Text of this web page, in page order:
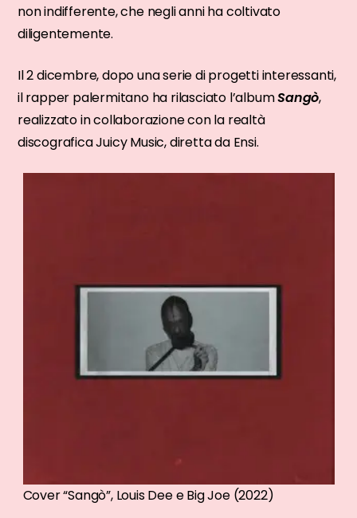
non indifferente, che negli anni ha coltivato
diligentemente.
Il 2 dicembre, dopo una serie di progetti interessanti,
il rapper palermitano ha rilasciato l’albumSangò,
realizzato in collaborazione con la realtà
discografica Juicy Music, diretta da Ensi.
Cover “Sangò”, Louis Dee e Big Joe (2022)